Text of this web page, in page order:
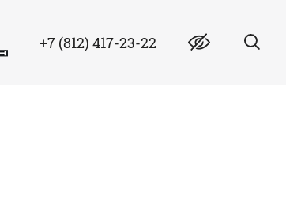
+7 (812) 417-23-22